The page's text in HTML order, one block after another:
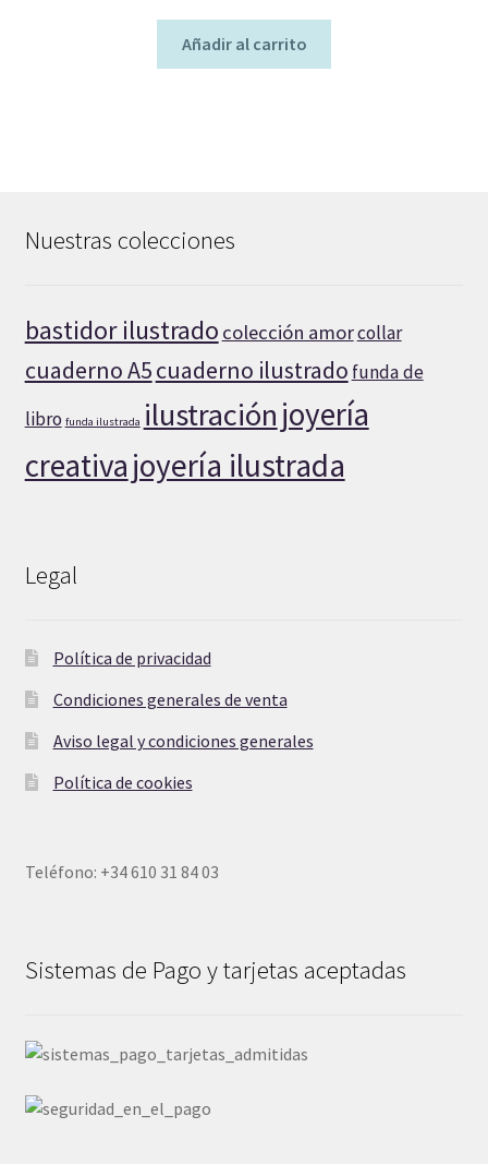
Añadir al carrito
Nuestras colecciones
bastidor ilustrado colección amorcollar
cuaderno A5cuaderno ilustrado funda de
libro funda ilustrada ilustraciónjoyería
creativajoyería ilustrada
Legal
Política de privacidad
Condiciones generales de venta
Aviso legal y condiciones generales
Política de cookies
Teléfono: +34 610 31 84 03
Sistemas de Pago y tarjetas aceptadas